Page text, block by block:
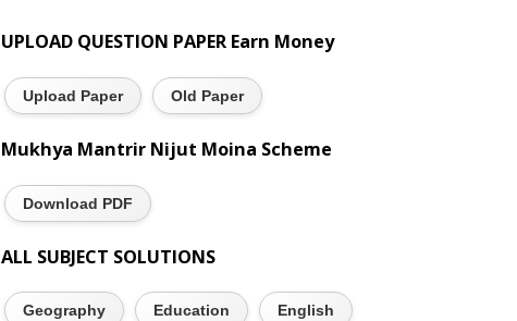
UPLOAD QUESTION PAPER Earn Money
Upload Paper Old Paper
Mukhya Mantrir Nijut Moina Scheme
Download PDF
ALL SUBJECT SOLUTIONS
Geography Education English